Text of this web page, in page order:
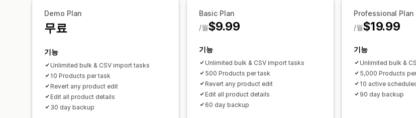
Demo Plan
무료
기능
Unlimited bulk & CSV import tasks
10 Products per task
Revert any product edit
Edit all product details
30 day backup
Basic Plan
$9.99
/월
기능
Unlimited bulk & CSV import tasks
500 Products per task
Revert any product edit
Edit all product details
60 day backup
Professional Plan
$19.99
/월
기능
Unlimited bulk &
5,000 Products
10 active
90 day backup